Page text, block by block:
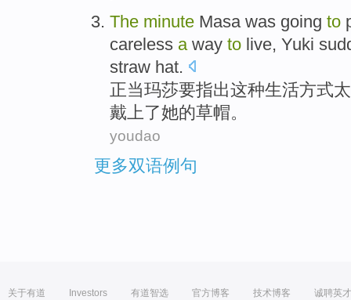
The minute Masa was going to
careless a way to live, Yuki
straw hat.
正当玛莎要指出这种生活方式
戴上了她的草帽。
youdao
更多双语例句
关于有道 Investors 有道智选 官方博客 技术博客 诚聘英才